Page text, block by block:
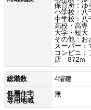
保育所：
小学校：
中学校：
高校・高
大学・短
その他：
スーパー
コンビニ：
店 872m
総階数
4階建
低層住宅
専用地域
無